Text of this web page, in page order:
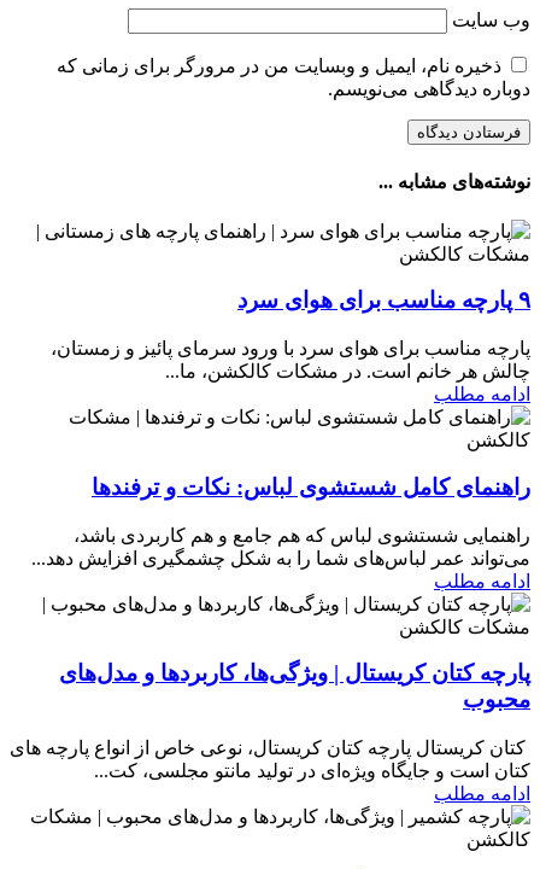
وب‌ سایت
ذخیره نام، ایمیل و وبسایت من در مرورگر برای زمانی که
دوباره دیدگاهی می‌نویسم.
نوشته‌های مشابه ...
۹ پارچه مناسب برای هوای سرد
پارچه مناسب برای هوای سرد با ورود سرمای پائیز و زمستان،
چالش هر خانم است. در مشکات کالکشن، ما...
ادامه مطلب
راهنمای کامل شستشوی لباس: نکات و ترفندها
راهنمایی شستشوی لباس که هم جامع و هم کاربردی باشد،
می‌تواند عمر لباس‌های شما را به شکل چشمگیری افزایش دهد...
ادامه مطلب
پارچه کتان کریستال | ویژگی‌ها، کاربردها و مدل‌های
محبوب
​ کتان کریستال پارچه کتان کریستال، نوعی خاص از انواع پارچه های
کتان است و جایگاه ویژه‌ای در تولید مانتو مجلسی، کت...
ادامه مطلب